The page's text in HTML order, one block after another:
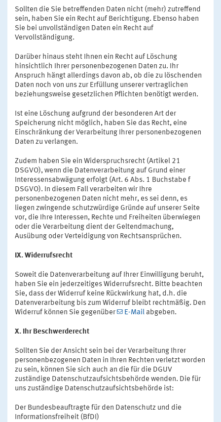
Sollten die Sie betreffenden Daten nicht (mehr) zutreffend
sein, haben Sie ein Recht auf Berichtigung. Ebenso haben
Sie bei unvollständigen Daten ein Recht auf
Vervollständigung.
Darüber hinaus steht Ihnen ein Recht auf Löschung
hinsichtlich Ihrer personenbezogenen Daten zu. Ihr
Anspruch hängt allerdings davon ab, ob die zu löschenden
Daten noch von uns zur Erfüllung unserer vertraglichen
beziehungsweise gesetzlichen Pflichten benötigt werden.
Ist eine Löschung aufgrund der besonderen Art der
Speicherung nicht möglich, haben Sie das Recht, eine
Einschränkung der Verarbeitung Ihrer personenbezogenen
Daten zu verlangen.
Zudem haben Sie ein Widerspruchsrecht (Artikel 21
DSGVO), wenn die Datenverarbeitung auf Grund einer
Interessensabwägung erfolgt (Art. 6 Abs. 1 Buchstabe f
DSGVO). In diesem Fall verarbeiten wir Ihre
personenbezogenen Daten nicht mehr, es sei denn, es
liegen zwingende schutzwürdige Gründe auf unserer Seite
vor, die Ihre Interessen, Rechte und Freiheiten überwiegen
oder die Verarbeitung dient der Geltendmachung,
Ausübung oder Verteidigung von Rechtsansprüchen.
IX. Widerrufsrecht
Soweit die Datenverarbeitung auf Ihrer Einwilligung beruht,
haben Sie ein jederzeitiges Widerrufsrecht. Bitte beachten
Sie, dass der Widerruf keine Rückwirkung hat, d.h. die
Datenverarbeitung bis zum Widerruf bleibt rechtmäßig. Den
Widerruf können Sie gegenüber
E-Mail abgeben.
X. Ihr Beschwerderecht
Sollten Sie der Ansicht sein bei der Verarbeitung Ihrer
personenbezogenen Daten in Ihren Rechten verletzt worden
zu sein, können Sie sich auch an die für die DGUV
zuständige Datenschutzaufsichtsbehörde wenden. Die für
uns zuständige Datenschutzaufsichtsbehörde ist:
Der Bundesbeauftragte für den Datenschutz und die
Informationsfreiheit (BfDI)